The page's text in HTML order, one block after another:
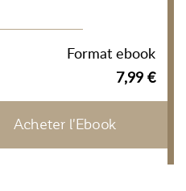
Format ebook
7,99 €
Acheter l'Ebook